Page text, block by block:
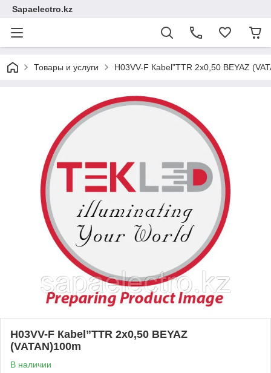
Sapaelectro.kz
Товары и услуги Н03VV-F Каbel”TTR 2х0,50 BEYAZ
Н03VV-F Каbel”TTR 2х0,50 BEYAZ
(VATAN)100m
В наличии